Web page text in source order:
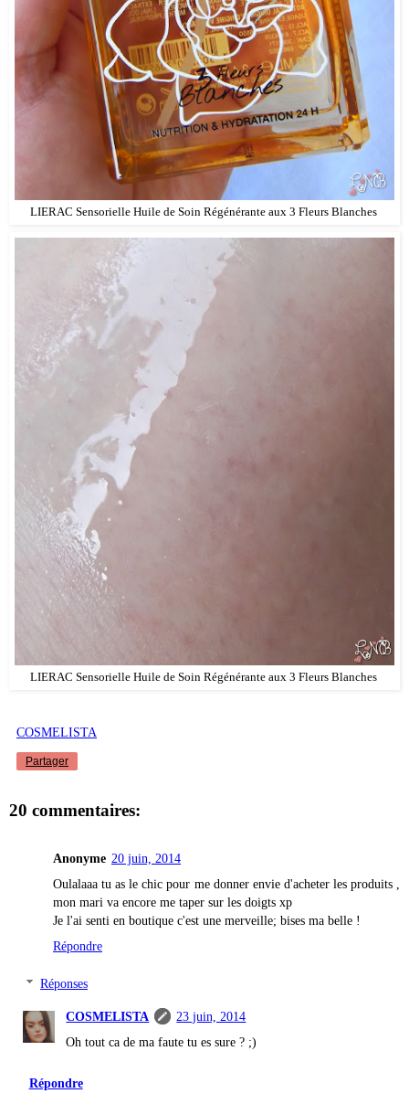
LIERAC Sensorielle Huile de Soin Régénérante aux 3 Fleurs Blanches
LIERAC Sensorielle Huile de Soin Régénérante aux 3 Fleurs Blanches
COSMELISTA
Partager
20 commentaires:
Anonyme 20 juin, 2014
Oulalaaa tu as le chic pour me donner envie d'acheter les produits ,
mon mari va encore me taper sur les doigts xp
Je l'ai senti en boutique c'est une merveille; bises ma belle !
Répondre
Réponses
COSMELISTA
23 juin, 2014
Oh tout ca de ma faute tu es sure ? ;)
Répondre